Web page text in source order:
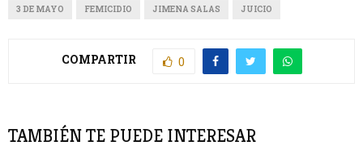
3 DE MAYO FEMICIDIO JIMENA SALAS JUICIO
COMPARTIR 0
TAMBIÉN TE PUEDE INTERESAR